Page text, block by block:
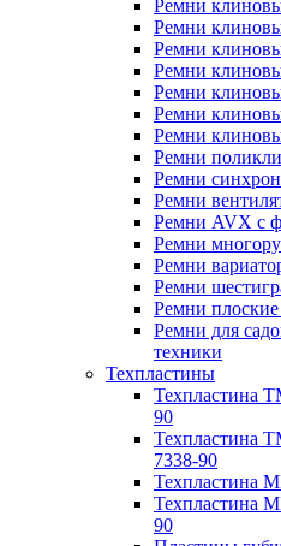
Ремни
Ремни
Ремни
Ремни
Ремни
Ремни
Ремни
Ремни
Ремни
Ремни
Ремни AVX с
Ремни
Ремни
Ремни
Ремни плоские
Ремни для
техники
Техпластины
Техпластина
90
Техпластина
7338-90
Техпластина
Техпластина
90